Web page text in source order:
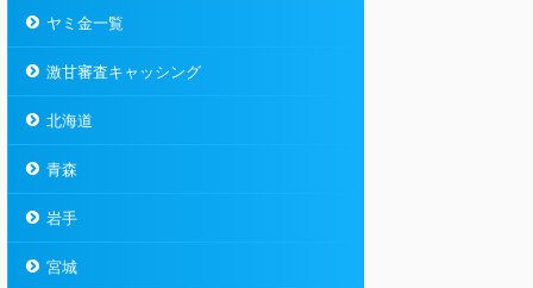
ヤミ金一覧
激甘審査キャッシング
北海道
青森
岩手
宮城